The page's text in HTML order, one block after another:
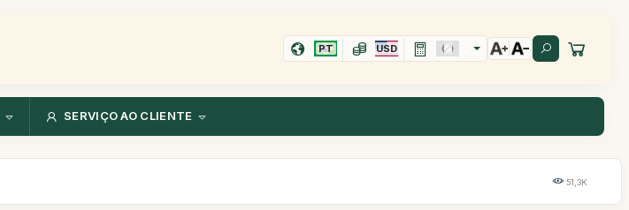
PT USD
SERVIÇO AO CLIENTE
51,3K